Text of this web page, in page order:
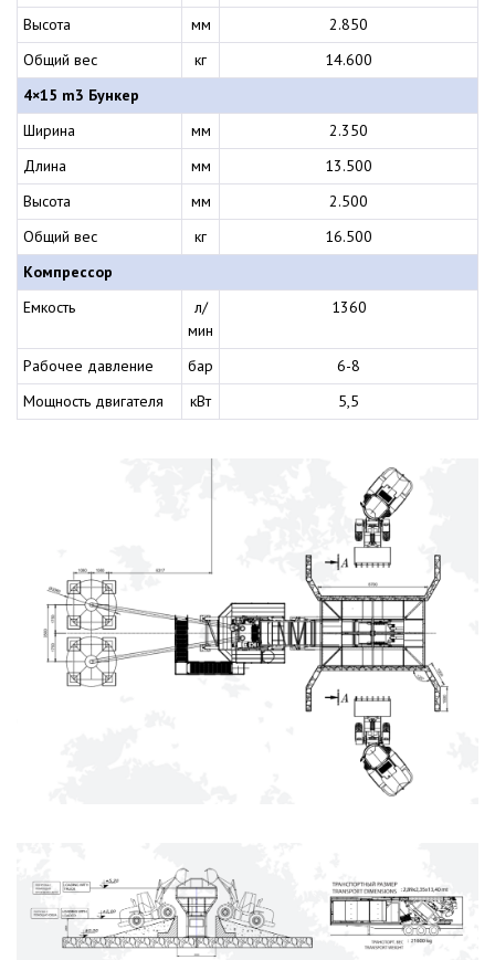
Высота
мм
2.850
Общий вес
кг
14.600
4×15 m3 Бункер
Ширина
мм
2.350
Длина
мм
13.500
Высота
мм
2.500
Общий вес
кг
16.500
Компрессор
Емкость
л/
мин
1360
Рабочее давление бар
6-8
Мощность двигателя
кВт 5,5